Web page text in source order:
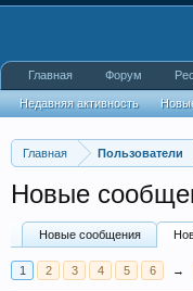
Главная Пользователи
Новые
Новые сообщения
1 2 3 4 5 6 →
Главная Форум
Недавняя активность